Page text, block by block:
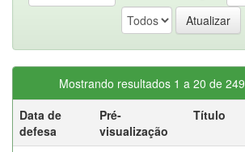
Mostrando resultados 1 a 20 de 249
Data de
defesa
Pré-
visualização
Título